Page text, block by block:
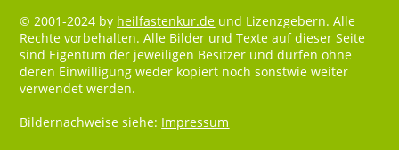
© 2001-2024 by heilfastenkur.de und Lizenzgebern. Alle
Rechte vorbehalten. Alle Bilder und Texte auf dieser Seite
sind Eigentum der jeweiligen Besitzer und dürfen ohne
deren Einwilligung weder kopiert noch sonstwie weiter
verwendet werden.
Bildernachweise siehe: Impressum